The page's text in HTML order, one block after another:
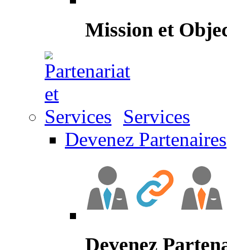
Mission et
Services
Devenez Partenaires
Devenez